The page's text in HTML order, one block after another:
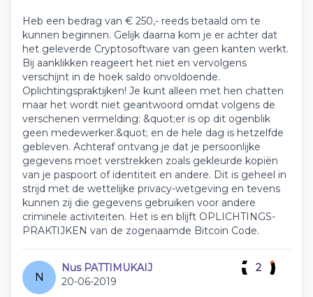
Heb een bedrag van € 250,- reeds betaald om te
kunnen beginnen. Gelijk daarna kom je er achter dat
het geleverde Cryptosoftware van geen kanten werkt.
Bij aanklikken reageert het niet en vervolgens
verschijnt in de hoek saldo onvoldoende.
Oplichtingspraktijken! Je kunt alleen met hen chatten
maar het wordt niet geantwoord omdat volgens de
verschenen vermelding: &quot;er is op dit ogenblik
geen medewerker.&quot; en de hele dag is hetzelfde
gebleven. Achteraf ontvang je dat je persoonlijke
gegevens moet verstrekken zoals gekleurde kopiën
van je paspoort of identiteit en andere. Dit is geheel in
strijd met de wettelijke privacy-wetgeving en tevens
kunnen zij die gegevens gebruiken voor andere
criminele activiteiten. Het is en blijft OPLICHTINGS-
PRAKTIJKEN van de zogenaamde Bitcoin Code.
N
Nus PATTIMUKAIJ
20-06-2019
2